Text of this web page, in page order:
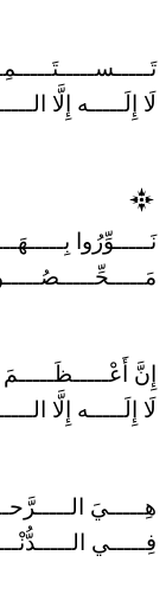
لَا إِلَـــــه إِلَّا
نَـــــوِّرُوا
إِنَّ أَعْـــــظَـــــمَ
لَا إِلَـــــه إِلَّا
هِـــــيَ
فِـــــي